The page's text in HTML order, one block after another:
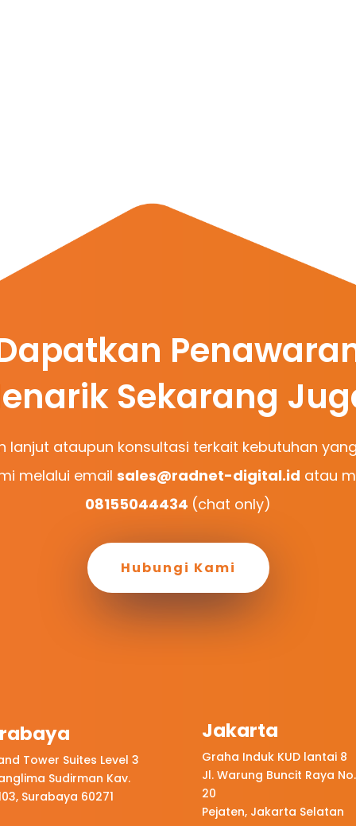
Sekarang
lanjut ataupun konsultasi terkait kebutuhan
melalui email sales@radnet-digital.id atau
08155044434 (chat only)
Hubungi Kami
Tower Suites Level 3
Sudirman Kav.
Surabaya 60271
Jakarta
Graha Induk KUD lantai 8
Jl. Warung Buncit Raya
20
Pejaten, Jakarta Selatan